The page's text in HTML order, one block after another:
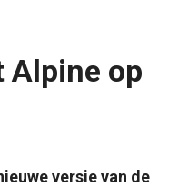
Alpine op
versie van de